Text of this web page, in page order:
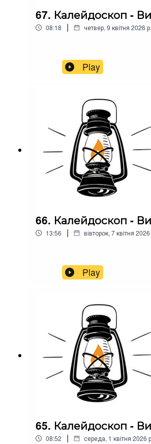
67. Калейдоскоп -
08:18 | четвер, 9 квітня 2026 р.
Play
66. Калейдоскоп -
13:56 | вівторок, 7 квітня 2026
Play
65. Калейдоскоп -
08:52 | середа, 1 квітня 2026